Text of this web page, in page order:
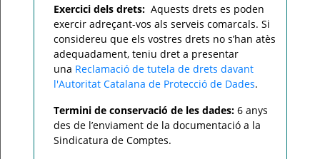
Exercici dels drets: Aquests drets es poden
exercir adreçant-vos als serveis comarcals. Si
considereu que els vostres drets no s’han atès
adequadament, teniu dret a presentar
una Reclamació de tutela de drets davant
l'Autoritat Catalana de Protecció de Dades.
Termini de conservació de les dades: 6 anys
des de l’enviament de la documentació a la
Sindicatura de Comptes.